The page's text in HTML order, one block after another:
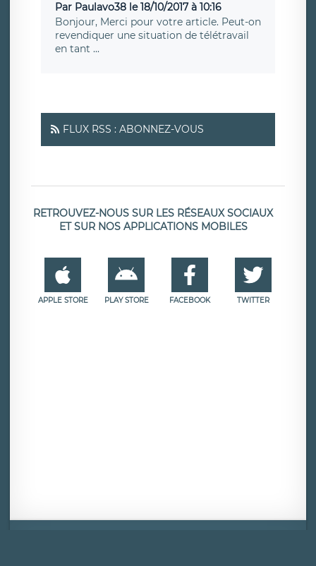
Par Paulavo38 le 18/10/2017 à 10:16
Bonjour, Merci pour votre article. Peut-on
revendiquer une situation de télétravail
en tant ...
FLUX RSS : ABONNEZ-VOUS
RETROUVEZ-NOUS SUR LES RÉSEAUX SOCIAUX
ET SUR NOS APPLICATIONS MOBILES
APPLE STORE PLAY STORE FACEBOOK TWITTER